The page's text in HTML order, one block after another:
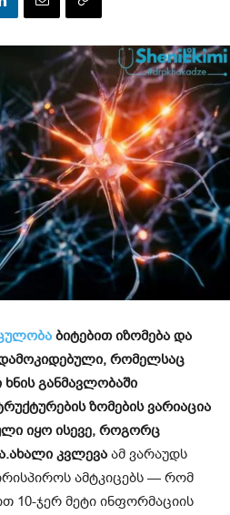
ბიტებით იზომება და
დამოკიდებული, რომელსაც
განმავლობაში
ზომების ვარიაცია
იყო ისევე, როგორც
ახალი კვლევა ამ ვარაუდს
ამტკიცებს — რომ
10-ჯერ მეტი ინფორმაციის